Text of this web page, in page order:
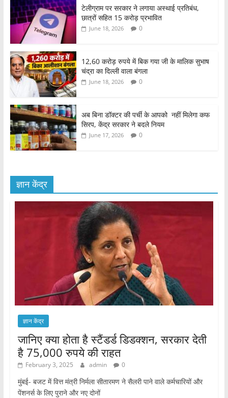
टेलीग्राम पर सरकार ने लगाया अस्थाई प्रतिबंध,
छात्रों सहित 15 करोड़ प्रभावित
June 18, 2026 0
12,60 करोड़ रुपये में बिक गया जी के मालिक सुभाष
चंद्रा का दिल्ली वाला बंगला
June 18, 2026 0
अब बिना डॉक्टर की पर्ची के आपको नहीं मिलेगा कफ
सिरप, केंद्र सरकार ने बदले नियम
June 17, 2026 0
ज्ञान केंद्र
ज्ञान केंद्र
जानिए क्या होता है स्टैंडर्ड डिडक्शन, सरकार देती
है 75,000 रुपये की राहत
February 3, 2025 admin 0
मुंबई- बजट में वित्त मंत्री निर्मला सीतारमण ने सैलरी पाने वाले कर्मचारियों और
पेंशनर्स के लिए पुराने और नए दोनों